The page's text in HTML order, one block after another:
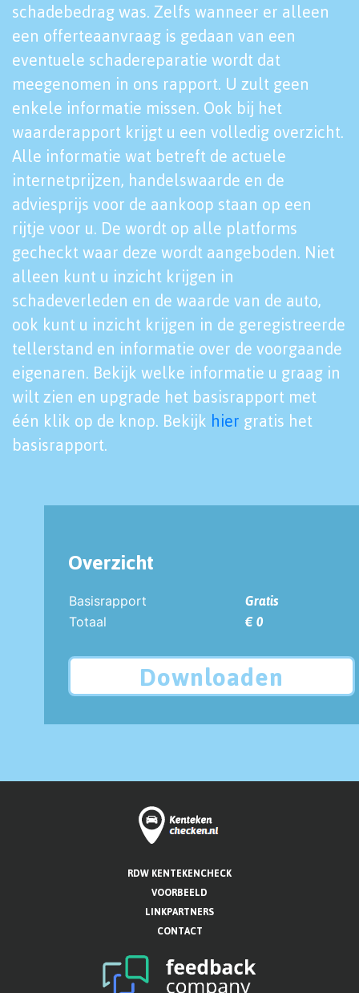
schadebedrag was. Zelfs wanneer er alleen
een offerteaanvraag is gedaan van een
eventuele schadereparatie wordt dat
meegenomen in ons rapport. U zult geen
enkele informatie missen. Ook bij het
waarderapport krijgt u een volledig overzicht.
Alle informatie wat betreft de actuele
internetprijzen, handelswaarde en de
adviesprijs voor de aankoop staan op een
rijtje voor u. De wordt op alle platforms
gecheckt waar deze wordt aangeboden. Niet
alleen kunt u inzicht krijgen in
schadeverleden en de waarde van de auto,
ook kunt u inzicht krijgen in de geregistreerde
tellerstand en informatie over de voorgaande
eigenaren. Bekijk welke informatie u graag in
wilt zien en upgrade het basisrapport met
één klik op de knop. Bekijk hier gratis het
basisrapport.
Overzicht
Basisrapport
Gratis
Totaal
€ 0
Downloaden
RDW KENTEKENCHECK
VOORBEELD
LINKPARTNERS
CONTACT